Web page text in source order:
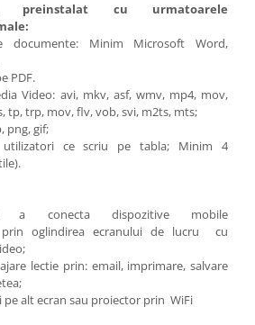
preinstalat cu urmatoarele
documente: Minim Microsoft Word,
PDF.
Video: avi, mkv, asf, wmv, mp4, mov,
tp, trp, mov, flv, vob, svi, m2ts, mts;
png, gif;
ce scriu pe tabla; Minim 4
a conecta dispozitive mobile
prin oglindirea ecranului de lucru cu
lectie prin: email, imprimare, salvare
pe alt ecran sau proiector prin WiFi